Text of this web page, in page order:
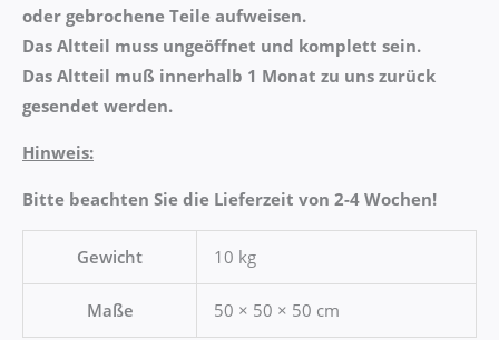
oder gebrochene Teile aufweisen.
Das Altteil muss ungeöffnet und komplett sein.
Das Altteil muß innerhalb 1 Monat zu uns zurück
gesendet werden.
Hinweis:
Bitte beachten Sie die Lieferzeit von 2-4 Wochen!
Gewicht 10 kg
Maße 50 × 50 × 50 cm